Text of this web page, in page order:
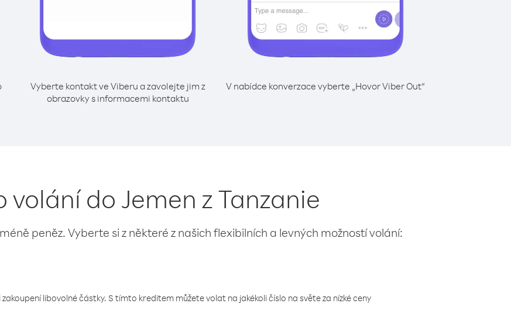
Vyberte kontakt ve Viberu a zavolejte jim z
obrazovky s informacemi kontaktu
V nabídce konverzace vyberte „Hovor Viber Out“
volání do Jemen z Tanzanie
peněz. Vyberte si z některé z našich flexibilních a levných možností volání:
libovolné částky. S tímto kreditem můžete volat na jakékoli číslo na světe za nízké ceny